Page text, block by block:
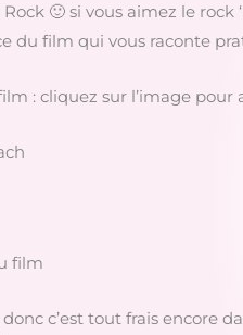
🙂 si vous aimez le
du film qui vous raconte
: cliquez sur l’image pour
film
donc c’est tout frais